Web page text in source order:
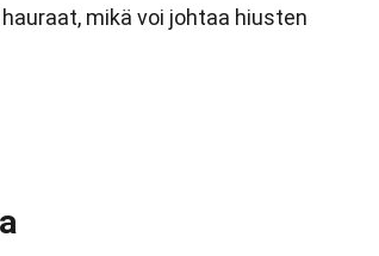
mikä voi johtaa hiusten